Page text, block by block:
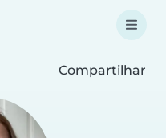
Compartilhar